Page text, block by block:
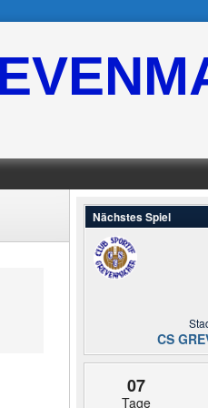
Nächstes Spiel
CS
07
Tage